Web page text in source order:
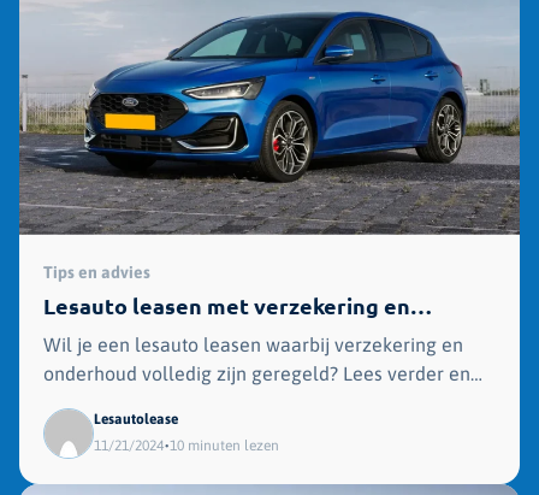
Tips en advies
Lesauto leasen met verzekering en
onderhoud
Wil je een lesauto leasen waarbij verzekering en
onderhoud volledig zijn geregeld? Lees verder en
volledig ontzorgen!
Lesautolease
11/21/2024•10 minuten lezen